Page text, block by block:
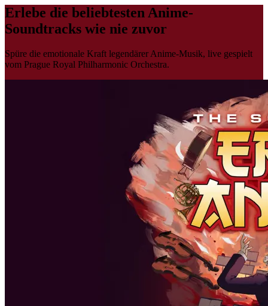
Erlebe die beliebtesten Anime-
Soundtracks wie nie zuvor
Spüre die emotionale Kraft legendärer Anime-Musik, live gespielt
vom Prague Royal Philharmonic Orchestra.